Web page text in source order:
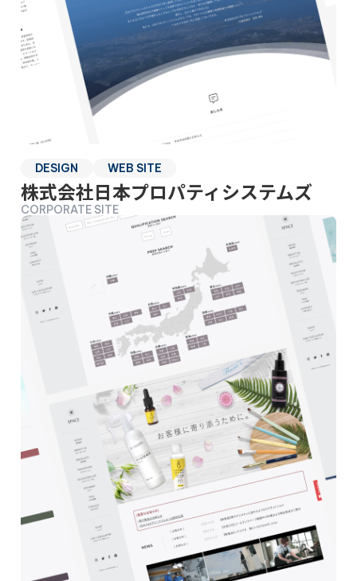
DESIGN WEB SITE
株式会社日本プロパティシステムズ
CORPORATE SITE